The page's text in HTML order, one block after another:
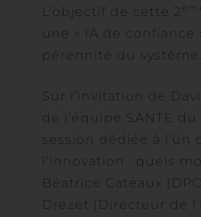
L’objectif de cette 2 ème
une « IA de
pérennité du système.
Sur l’invitation de
de l’équipe SANTE
session dédiée à l’un
l’innovation : quels
Béatrice Cateaux
Drezet (Directeur de